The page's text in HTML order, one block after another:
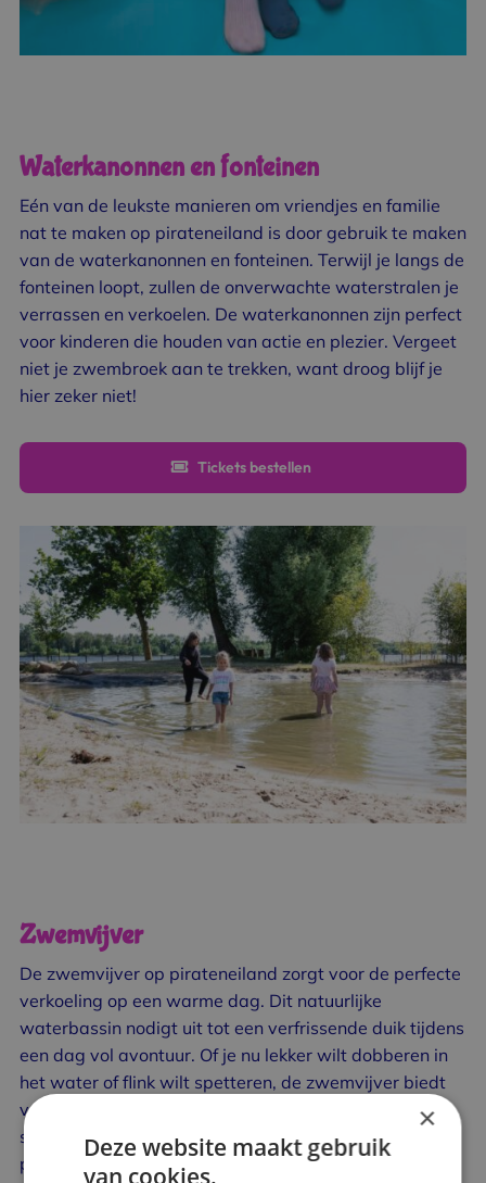
Waterkanonnen en fonteinen
Eén van de leukste manieren om vriendjes en familie
nat te maken op pirateneiland is door gebruik te maken
van de waterkanonnen en fonteinen. Terwijl je langs de
fonteinen loopt, zullen de onverwachte waterstralen je
verrassen en verkoelen. De waterkanonnen zijn perfect
voor kinderen die houden van actie en plezier. Vergeet
niet je zwembroek aan te trekken, want droog blijf je
hier zeker niet!
Tickets bestellen
Zwemvijver
De zwemvijver op pirateneiland zorgt voor de perfecte
verkoeling op een warme dag. Dit natuurlijke
waterbassin nodigt uit tot een verfrissende duik tijdens
een dag vol avontuur. Of je nu lekker wilt dobberen in
het water of flink wilt spetteren, de zwemvijver biedt
voor elk wat wils. Rondom de vijver ligt een heerlijk
strand waar je kunt genieten van de zon of kunt
picknicken.
×
Deze website maakt gebruik
van cookies.